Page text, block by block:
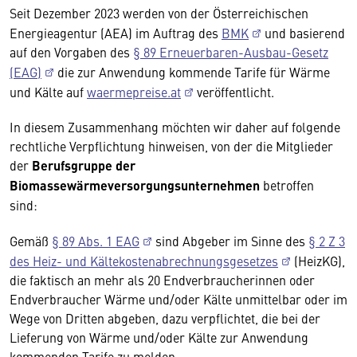
Seit Dezember 2023 werden von der Österreichischen
Energieagentur (AEA) im Auftrag des BMK
und basierend
auf den Vorgaben des § 89 Erneuerbaren-Ausbau-Gesetz
(EAG)
die zur Anwendung kommende Tarife für Wärme
und Kälte aufwaermepreise.at
veröffentlicht.
In diesem Zusammenhang möchten wir daher auf folgende
rechtliche Verpflichtung hinweisen, von der die Mitglieder
der Berufsgruppe der
Biomassewärmeversorgungsunternehmen betroffen
sind:
Gemäß § 89 Abs. 1 EAG sind Abgeber im Sinne des § 2 Z 3
des Heiz- und Kältekostenabrechnungsgesetzes
(HeizKG),
die faktisch an mehr als 20 Endverbraucherinnen oder
Endverbraucher Wärme und/oder Kälte unmittelbar oder im
Wege von Dritten abgeben, dazu verpflichtet, die bei der
Lieferung von Wärme und/oder Kälte zur Anwendung